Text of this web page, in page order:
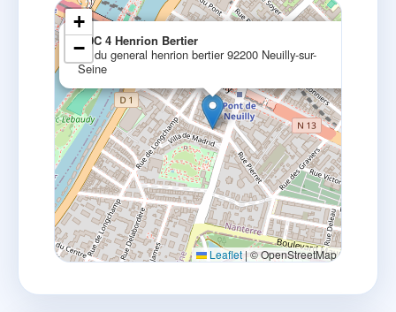
SDC 4 Henrion Bertier
4 r du general henrion bertier 92200 Neuilly-sur-
Seine
+
−
Leaflet|© OpenStreetMap